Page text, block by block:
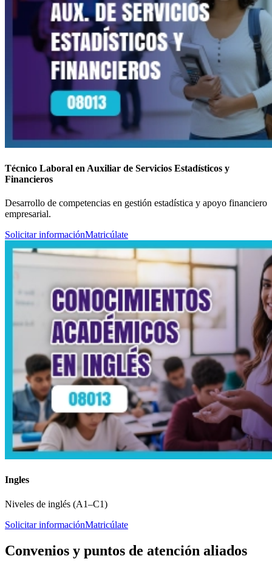
Técnico Laboral en Auxiliar de Servicios Estadísticos y
Financieros
Desarrollo de competencias en gestión estadística y apoyo financiero
empresarial.
Solicitar informaciónMatricúlate
Ingles
Niveles de inglés (A1–C1)
Solicitar informaciónMatricúlate
Convenios y puntos de atención aliados